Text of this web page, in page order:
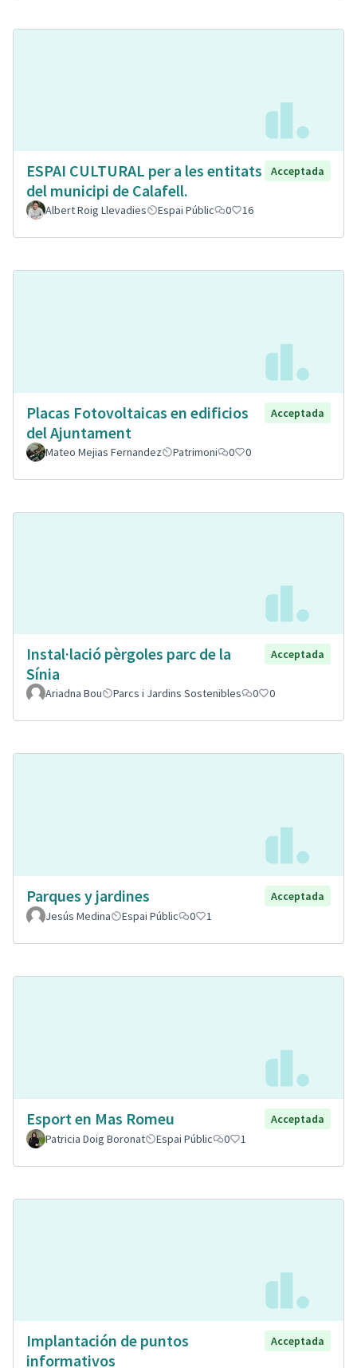
ESPAI CULTURAL per a les entitats
del municipi de Calafell.
Acceptada
Albert Roig Llevadies Espai Públic 0 16
Placas Fotovoltaicas en edificios
del Ajuntament
Acceptada
Mateo Mejias Fernandez Patrimoni 0 0
Instal·lació pèrgoles parc de la
Sínia
Acceptada
Ariadna Bou Parcs i Jardins Sostenibles 0 0
Parques y jardines
Acceptada
Jesús Medina
Espai Públic 0 1
Esport en Mas Romeu
Acceptada
Patricia Doig Boronat
Espai Públic 0 1
Implantación de puntos
informativos
Acceptada